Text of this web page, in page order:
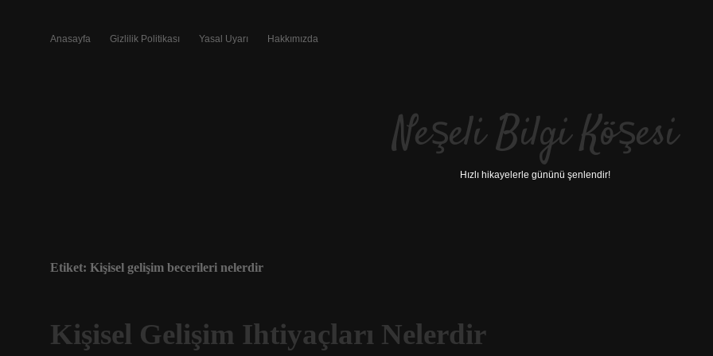
Anasayfa Gizlilik Politikası Yasal Uyarı Hakkımızda
Neşeli Bilgi Köşesi
Hızlı hikayelerle gününü şenlendir!
Etiket: Kişisel gelişim becerileri nelerdir
Kişisel Gelişim Ihtiyaçları Nelerdir